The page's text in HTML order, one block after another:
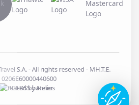
S.A. - All rights reserved - MH.T.E.
0206E60000440600
Created byNelios